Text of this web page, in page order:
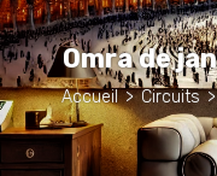
Omra de
Accueil > Circuits >